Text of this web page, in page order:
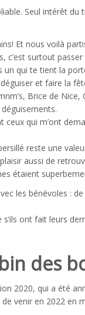
Seul intérêt
Et nous voilà
c’est surtout
qui te tient la
et faire la
Brice de
qui m’ont
reste une
aussi de
étaient
les bénévoles :
ont fait leurs
des
2020, qui a été
de venir en 2022